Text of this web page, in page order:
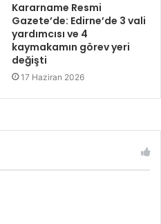
Kararname Resmi
Gazete’de: Edirne’de 3 vali
yardımcısı ve 4
kaymakamın görev yeri
değişti
17 Haziran 2026